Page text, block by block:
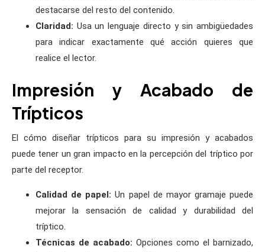
destacarse del resto del contenido.
Claridad: Usa un lenguaje directo y sin ambigüedades
para indicar exactamente qué acción quieres que
realice el lector.
Impresión y Acabado de
Trípticos
El cómo diseñar trípticos para su impresión y acabados
puede tener un gran impacto en la percepción del tríptico por
parte del receptor.
Calidad de papel: Un papel de mayor gramaje puede
mejorar la sensación de calidad y durabilidad del
tríptico.
Técnicas de acabado: Opciones como el barnizado,